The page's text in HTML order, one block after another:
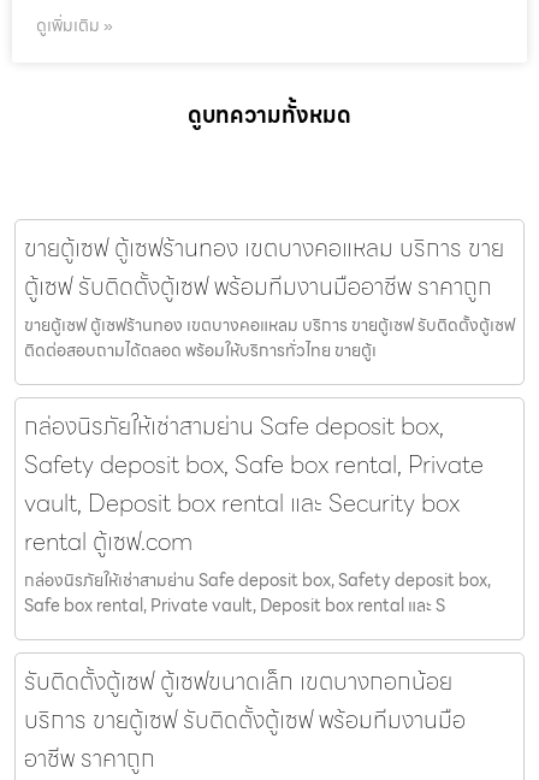
ดูเพิ่มเติม »
ดูบทความทั้งหมด
ขายตู้เซฟ ตู้เซฟร้านทอง เขตบางคอแหลม บริการ ขาย
ตู้เซฟ รับติดตั้งตู้เซฟ พร้อมทีมงานมืออาชีพ ราคาถูก
ขายตู้เซฟ ตู้เซฟร้านทอง เขตบางคอแหลม บริการ ขายตู้เซฟ รับติดตั้งตู้เซฟ
ติดต่อสอบถามได้ตลอด พร้อมให้บริการทั่วไทย ขายตู้เ
กล่องนิรภัยให้เช่าสามย่าน Safe deposit box,
Safety deposit box, Safe box rental, Private
vault, Deposit box rental และ Security box
rental ตู้เซฟ.com
กล่องนิรภัยให้เช่าสามย่าน Safe deposit box, Safety deposit box,
Safe box rental, Private vault, Deposit box rental และ S
รับติดตั้งตู้เซฟ ตู้เซฟขนาดเล็ก เขตบางกอกน้อย
บริการ ขายตู้เซฟ รับติดตั้งตู้เซฟ พร้อมทีมงานมือ
อาชีพ ราคาถูก